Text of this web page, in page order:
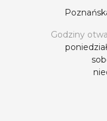
Godziny